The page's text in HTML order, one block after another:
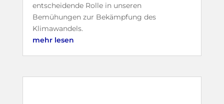
entscheidende Rolle in unseren
Bemühungen zur Bekämpfung des
Klimawandels.
mehr lesen